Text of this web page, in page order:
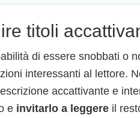
titoli
di essere snobbati o
interessanti al lettore.
accattivante e
e invitarlo a leggere il